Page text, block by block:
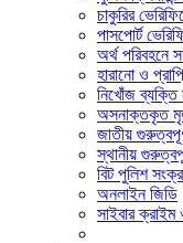
চাকুরির
পাসপোর্ট
অর্থ পরিবহনে
হারানো ও
নিখোঁজ ব্যক্তি
অসনাক্তকৃত
জাতীয়
স্থানীয়
বিট পুলিশ
অনলাইন জিডি
সাইবার ক্রাইম